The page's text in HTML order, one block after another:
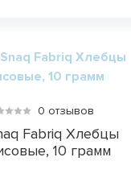
0 отзывов
Fabriq Хлебцы
10 грамм